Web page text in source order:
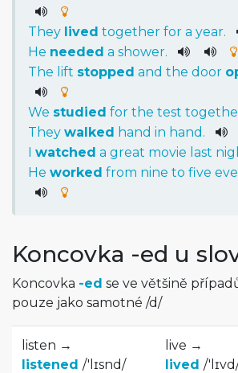
They lived together for a year.
He needed a shower.
The lift stopped and the door
We studied for the test
They walked hand in hand .
I watched a great movie last
He worked from nine to five
Koncovka -ed u
Koncovka -ed se ve většině
pouze jako samotné /d/
listen →
listened /'lɪsnd/
live →
lived /'lɪvd